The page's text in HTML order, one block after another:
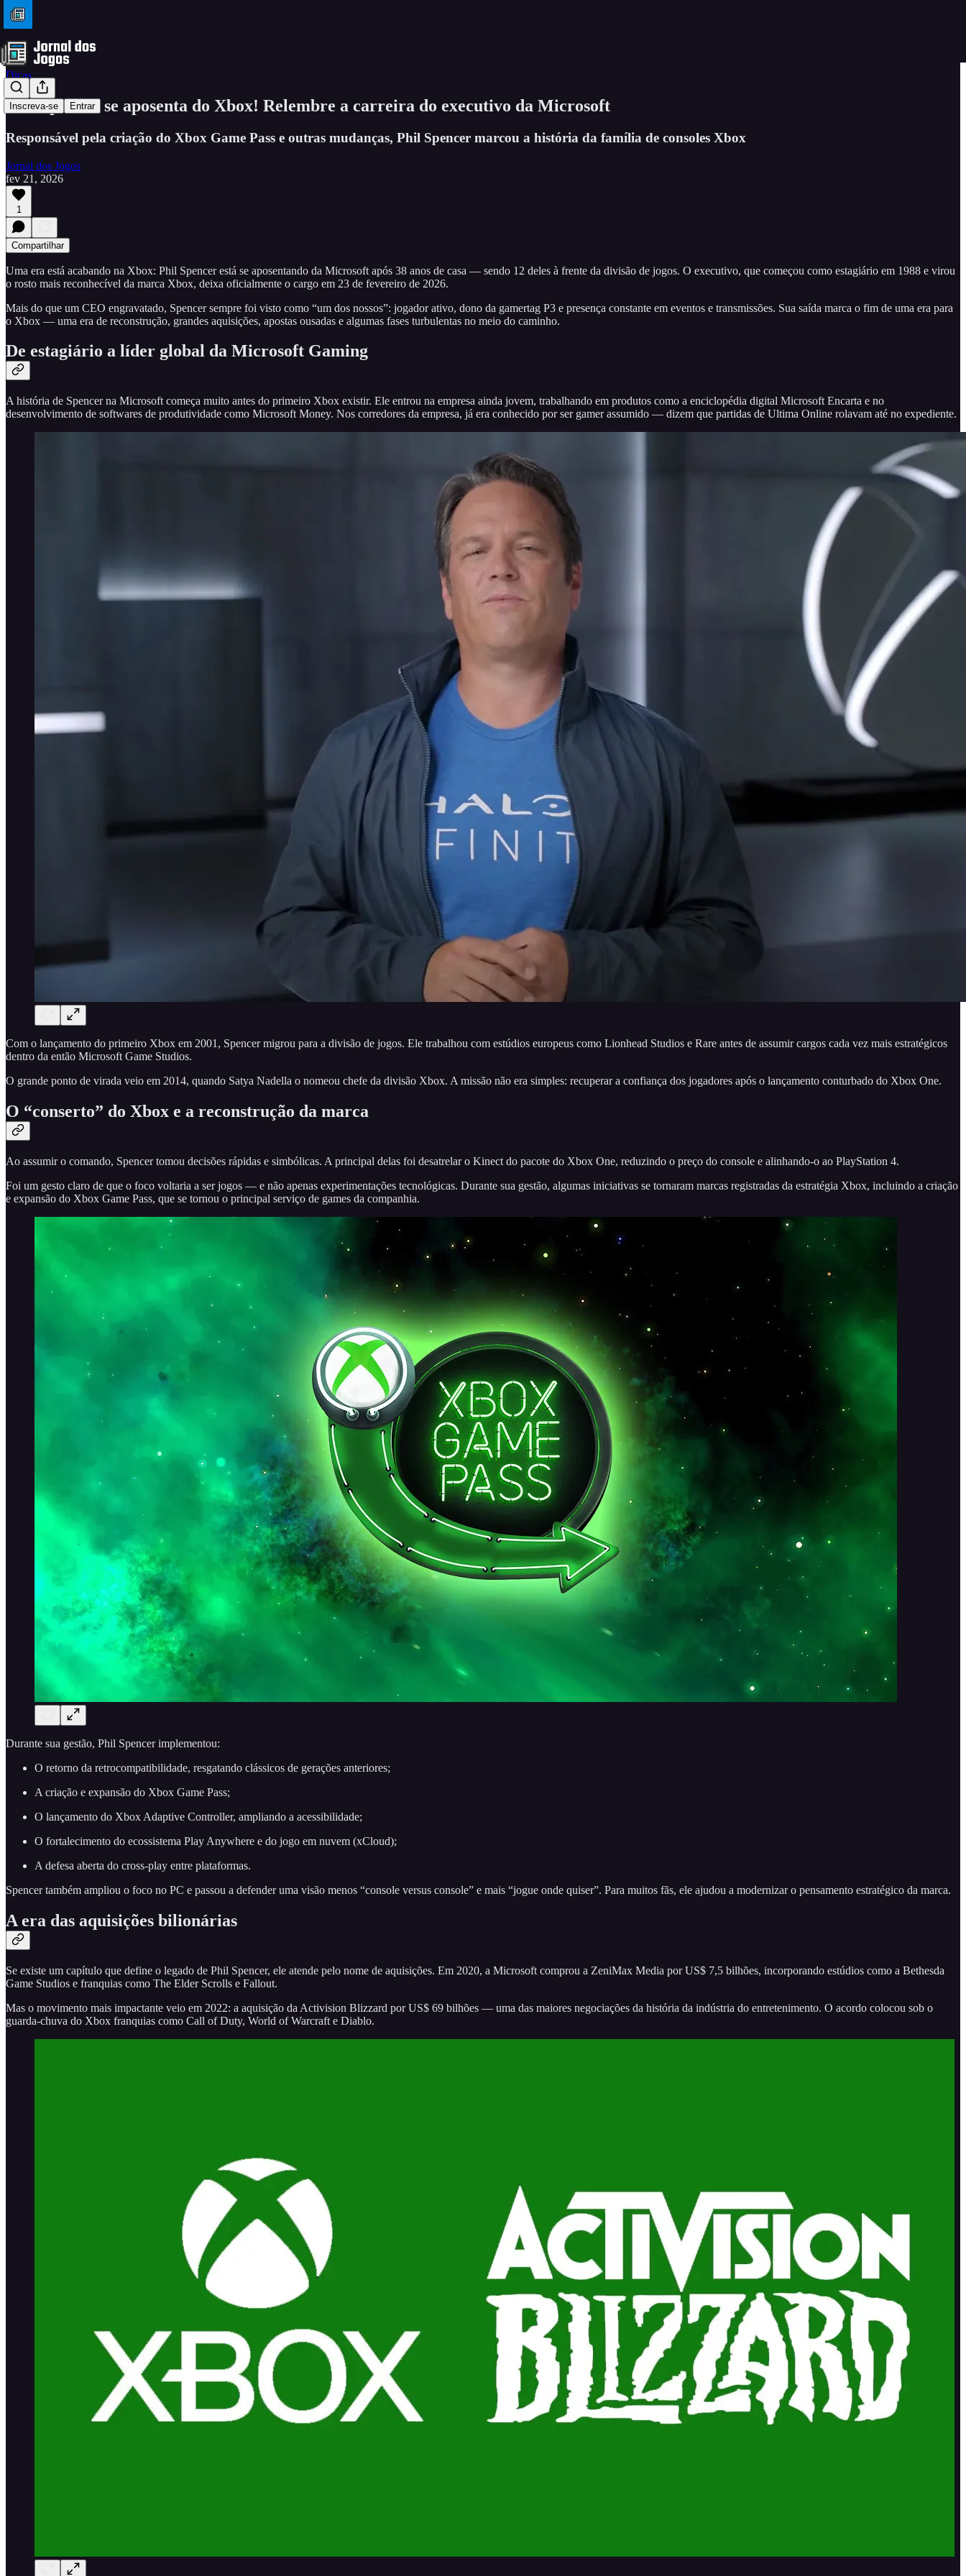
Inscreva-se Entrar
Dicas
Phil Spencer se aposenta do Xbox! Relembre a carreira do executivo da Microsoft
Responsável pela criação do Xbox Game Pass e outras mudanças, Phil Spencer marcou a história da família de consoles Xbox
Jornal dos Jogos
fev 21, 2026
1
Compartilhar
Uma era está acabando na Xbox: Phil Spencer está se aposentando da Microsoft após 38 anos de casa — sendo 12 deles à frente da divisão de jogos. O executivo, que começou como estagiário em 1988 e virou
o rosto mais reconhecível da marca Xbox, deixa oficialmente o cargo em 23 de fevereiro de 2026.
Mais do que um CEO engravatado, Spencer sempre foi visto como “um dos nossos”: jogador ativo, dono da gamertag P3 e presença constante em eventos e transmissões. Sua saída marca o fim de uma era para
o Xbox — uma era de reconstrução, grandes aquisições, apostas ousadas e algumas fases turbulentas no meio do caminho.
De estagiário a líder global da Microsoft Gaming
A história de Spencer na Microsoft começa muito antes do primeiro Xbox existir. Ele entrou na empresa ainda jovem, trabalhando em produtos como a enciclopédia digital Microsoft Encarta e no
desenvolvimento de softwares de produtividade como Microsoft Money. Nos corredores da empresa, já era conhecido por ser gamer assumido — dizem que partidas de Ultima Online rolavam até no expediente.
Com o lançamento do primeiro Xbox em 2001, Spencer migrou para a divisão de jogos. Ele trabalhou com estúdios europeus como Lionhead Studios e Rare antes de assumir cargos cada vez mais estratégicos
dentro da então Microsoft Game Studios.
O grande ponto de virada veio em 2014, quando Satya Nadella o nomeou chefe da divisão Xbox. A missão não era simples: recuperar a confiança dos jogadores após o lançamento conturbado do Xbox One.
O “conserto” do Xbox e a reconstrução da marca
Ao assumir o comando, Spencer tomou decisões rápidas e simbólicas. A principal delas foi desatrelar o Kinect do pacote do Xbox One, reduzindo o preço do console e alinhando-o ao PlayStation 4.
Foi um gesto claro de que o foco voltaria a ser jogos — e não apenas experimentações tecnológicas. Durante sua gestão, algumas iniciativas se tornaram marcas registradas da estratégia Xbox, incluindo a criação
e expansão do Xbox Game Pass, que se tornou o principal serviço de games da companhia.
Durante sua gestão, Phil Spencer implementou:
O retorno da retrocompatibilidade, resgatando clássicos de gerações anteriores;
A criação e expansão do Xbox Game Pass;
O lançamento do Xbox Adaptive Controller, ampliando a acessibilidade;
O fortalecimento do ecossistema Play Anywhere e do jogo em nuvem (xCloud);
A defesa aberta do cross-play entre plataformas.
Spencer também ampliou o foco no PC e passou a defender uma visão menos “console versus console” e mais “jogue onde quiser”. Para muitos fãs, ele ajudou a modernizar o pensamento estratégico da marca.
A era das aquisições bilionárias
Se existe um capítulo que define o legado de Phil Spencer, ele atende pelo nome de aquisições. Em 2020, a Microsoft comprou a ZeniMax Media por US$ 7,5 bilhões, incorporando estúdios como a Bethesda
Game Studios e franquias como The Elder Scrolls e Fallout.
Mas o movimento mais impactante veio em 2022: a aquisição da Activision Blizzard por US$ 69 bilhões — uma das maiores negociações da história da indústria do entretenimento. O acordo colocou sob o
guarda-chuva do Xbox franquias como Call of Duty, World of Warcraft e Diablo.